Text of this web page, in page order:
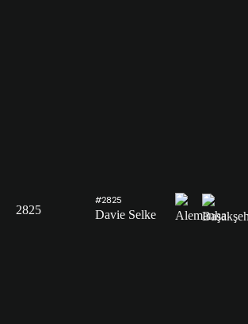
2825
#2825
Davie Selke